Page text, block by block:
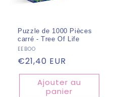
Puzzle de 1000 Pièces
carré - Tree Of Life
Fournisseur :
EEBOO
Prix
habituel
€21,40 EUR
Ajouter au
panier